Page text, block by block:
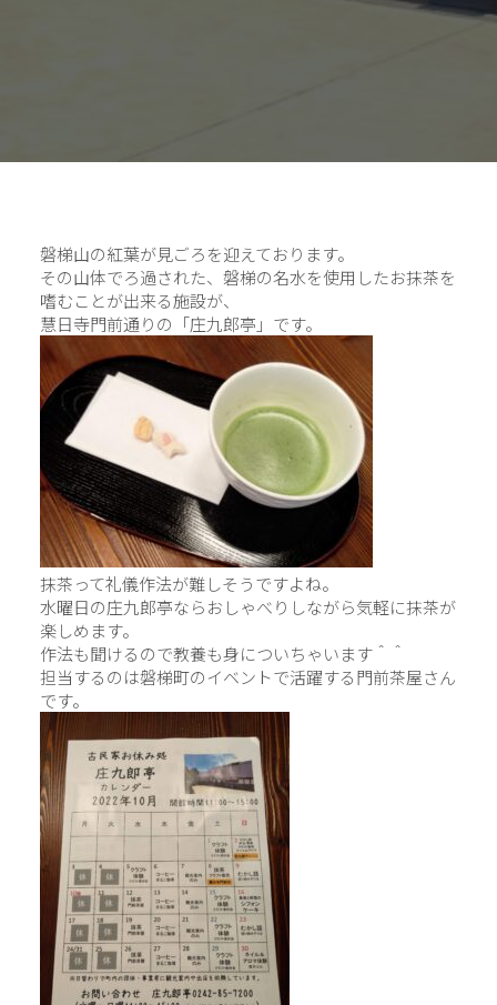
磐梯山の紅葉が見ごろを迎えております。
その山体でろ過された、磐梯の名水を使用したお抹茶を
嗜むことが出来る施設が、
慧日寺門前通りの「庄九郎亭」です。
抹茶って礼儀作法が難しそうですよね。
水曜日の庄九郎亭ならおしゃべりしながら気軽に抹茶が
楽しめます。
作法も聞けるので教養も身についちゃいます＾＾
担当するのは磐梯町のイベントで活躍する門前茶屋さん
です。